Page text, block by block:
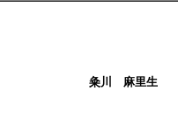
粂川 麻里生